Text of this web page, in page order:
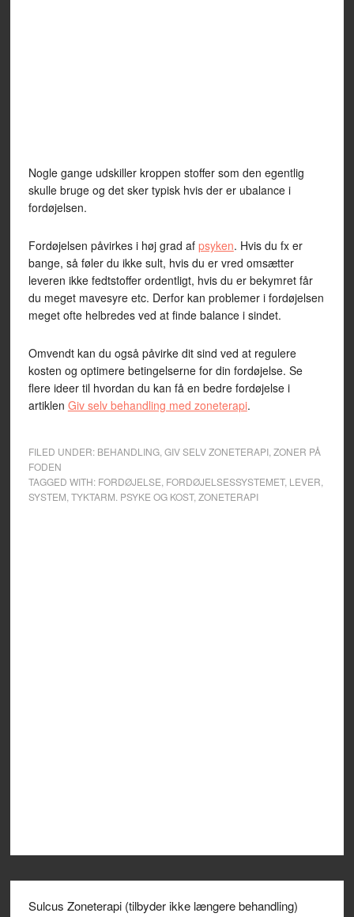
Nogle gange udskiller kroppen stoffer som den egentlig
skulle bruge og det sker typisk hvis der er ubalance i
fordøjelsen.
Fordøjelsen påvirkes i høj grad af psyken. Hvis du fx er
bange, så føler du ikke sult, hvis du er vred omsætter
leveren ikke fedtstoffer ordentligt, hvis du er bekymret får
du meget mavesyre etc. Derfor kan problemer i fordøjelsen
meget ofte helbredes ved at finde balance i sindet.
Omvendt kan du også påvirke dit sind ved at regulere
kosten og optimere betingelserne for din fordøjelse. Se
flere ideer til hvordan du kan få en bedre fordøjelse i
artiklen Giv selv behandling med zoneterapi.
FILED UNDER: BEHANDLING, GIV SELV ZONETERAPI, ZONER PÅ
FODEN
TAGGED WITH: FORDØJELSE FORDØJELSESSYSTEMET, LEVER
SYSTEM TYKTARM. PSYKE OG KOST, ZONETERAPI
Sulcus Zoneterapi (tilbyder ikke længere behandling)